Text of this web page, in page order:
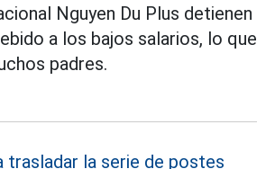
Nguyen Du Plus detienen
a los bajos salarios, lo que
padres.